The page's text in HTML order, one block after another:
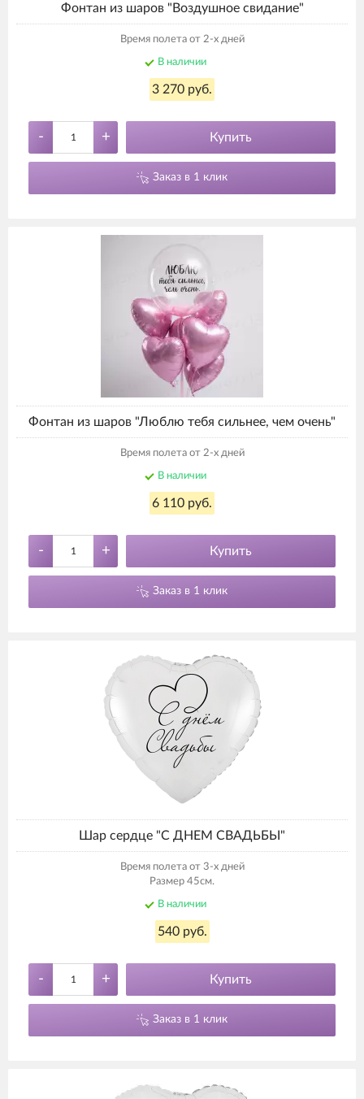
Фонтан из шаров "Воздушное свидание"
Время полета от 2-х дней
В наличии
3 270 руб.
- + Купить
Заказ в 1 клик
Фонтан из шаров "Люблю тебя сильнее, чем очень"
Время полета от 2-х дней
В наличии
6 110 руб.
- + Купить
Заказ в 1 клик
Шар сердце "С ДНЕМ СВАДЬБЫ"
Время полета от 3-х дней
Размер 45см.
В наличии
540 руб.
- + Купить
Заказ в 1 клик